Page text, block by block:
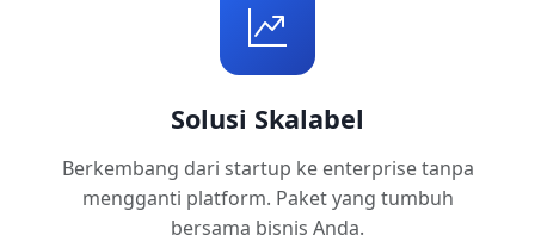
Solusi Skalabel
Berkembang dari startup ke enterprise tanpa
mengganti platform. Paket yang tumbuh
bersama bisnis Anda.